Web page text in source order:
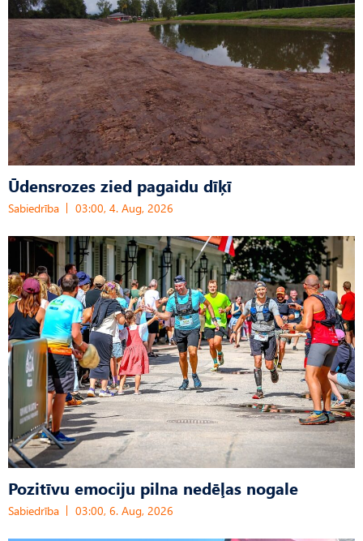
Ūdensrozes zied pagaidu dīķī
Sabiedrība 03:00, 4. Aug, 2026
Pozitīvu emociju pilna nedēļas nogale
Sabiedrība 03:00, 6. Aug, 2026